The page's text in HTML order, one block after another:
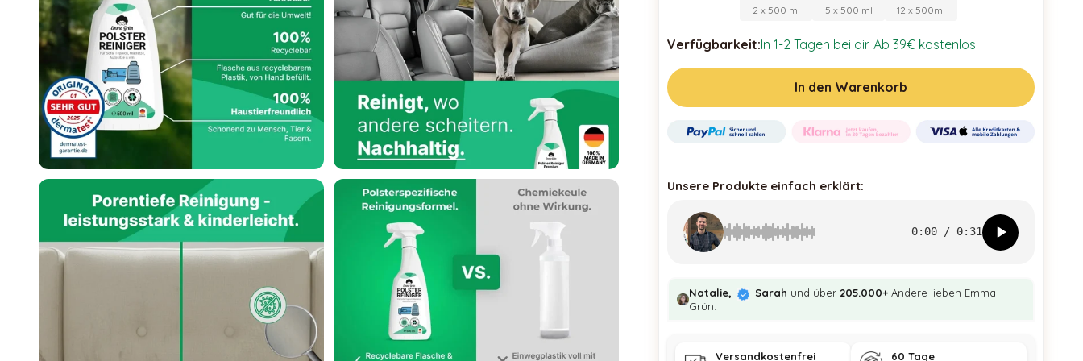
2 x 500 ml 5 x 500 ml 12 x 500ml
Verfügbarkeit:In 1-2 Tagen bei dir. Ab 39€ kostenlos.
In den Warenkorb
Unsere Produkte einfach erklärt:
0:00 / 0:31
Natalie, Sarah und über 205.000+Andere lieben Emma
Grün.
Versandkostenfrei 60 Tage